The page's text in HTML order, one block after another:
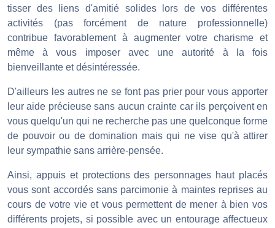
tisser des liens d'amitié solides lors de vos différentes
activités (pas forcément de nature professionnelle)
contribue favorablement à augmenter votre charisme et
même à vous imposer avec une autorité à la fois
bienveillante et désintéressée.
D'ailleurs les autres ne se font pas prier pour vous apporter
leur aide précieuse sans aucun crainte car ils perçoivent en
vous quelqu'un qui ne recherche pas une quelconque forme
de pouvoir ou de domination mais qui ne vise qu'à attirer
leur sympathie sans arrière-pensée.
Ainsi, appuis et protections des personnages haut placés
vous sont accordés sans parcimonie à maintes reprises au
cours de votre vie et vous permettent de mener à bien vos
différents projets, si possible avec un entourage affectueux